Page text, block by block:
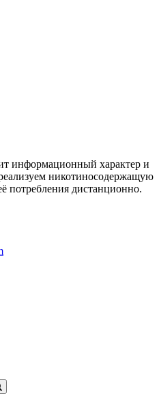
информационный характер и
никотиносодержащую
потребления дистанционно.